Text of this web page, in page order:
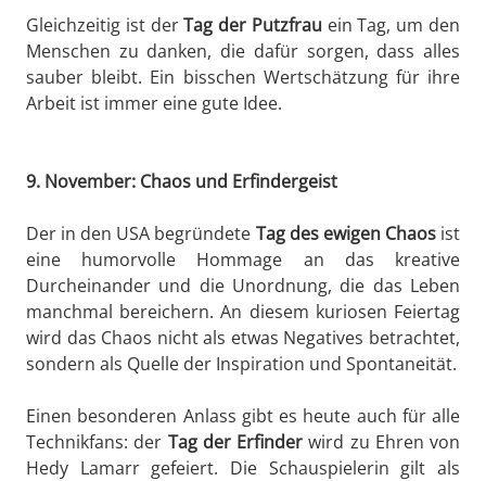
Gleichzeitig ist derTag der Putzfrau ein Tag, um den
Menschen zu danken, die dafür sorgen, dass alles
sauber bleibt. Ein bisschen Wertschätzung für ihre
Arbeit ist immer eine gute Idee.
9. November: Chaos und Erfindergeist
Der in den USA begründete Tag des ewigen Chaosist
eine humorvolle Hommage an das kreative
Durcheinander und die Unordnung, die das Leben
manchmal bereichern. An diesem kuriosen Feiertag
wird das Chaos nicht als etwas Negatives betrachtet,
sondern als Quelle der Inspiration und Spontaneität.
Einen besonderen Anlass gibt es heute auch für alle
Technikfans: der Tag der Erfinder wird zu Ehren von
Hedy Lamarr gefeiert. Die Schauspielerin gilt als